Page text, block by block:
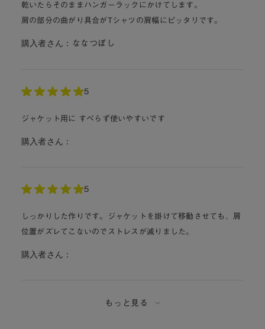
乾いたらそのままハンガーラックにかけてします。
肩の部分の曲がり具合がTシャツの肩幅にピッタリです。
購入者さん： ななつぼし
5
ジャケット用に すべらず使いやすいです
購入者さん：
5
しっかりした作りです。ジャケットを掛けて移動させても、肩
位置がズレてこないのでストレスが減りました。
購入者さん：
もっと見る